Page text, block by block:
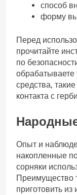
способ
форму
Перед
прочитайте
по
обрабатываете
средства,
контакта с
Опыт и
накопленные
сорняки
Преимущество
приготовить